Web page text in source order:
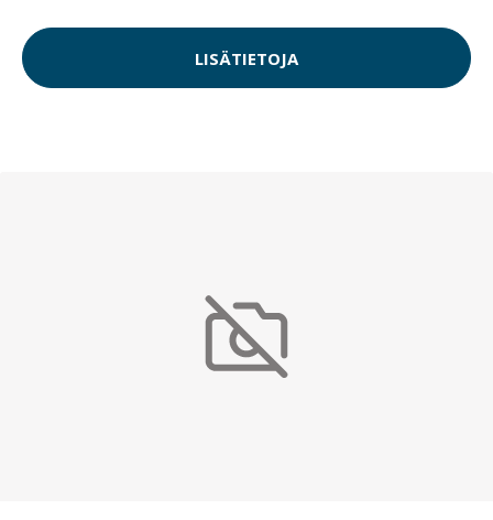
LISÄTIETOJA